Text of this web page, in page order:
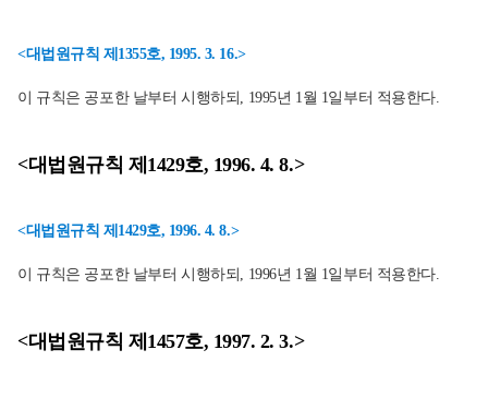
<대법원규칙 제1355호, 1995. 3. 16.>
이 규칙은 공포한 날부터 시행하되, 1995년 1월 1일부터 적용한다.
<대법원규칙 제1429호, 1996. 4. 8.>
<대법원규칙 제1429호, 1996. 4. 8.>
이 규칙은 공포한 날부터 시행하되, 1996년 1월 1일부터 적용한다.
<대법원규칙 제1457호, 1997. 2. 3.>